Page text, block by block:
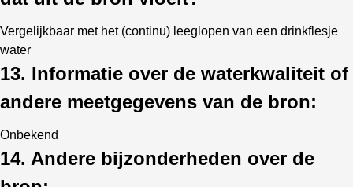
Vergelijkbaar met het (continu) leeglopen van een drinkflesje
water
13. Informatie over de waterkwaliteit of
andere meetgegevens van de bron:
Onbekend
14. Andere bijzonderheden over de